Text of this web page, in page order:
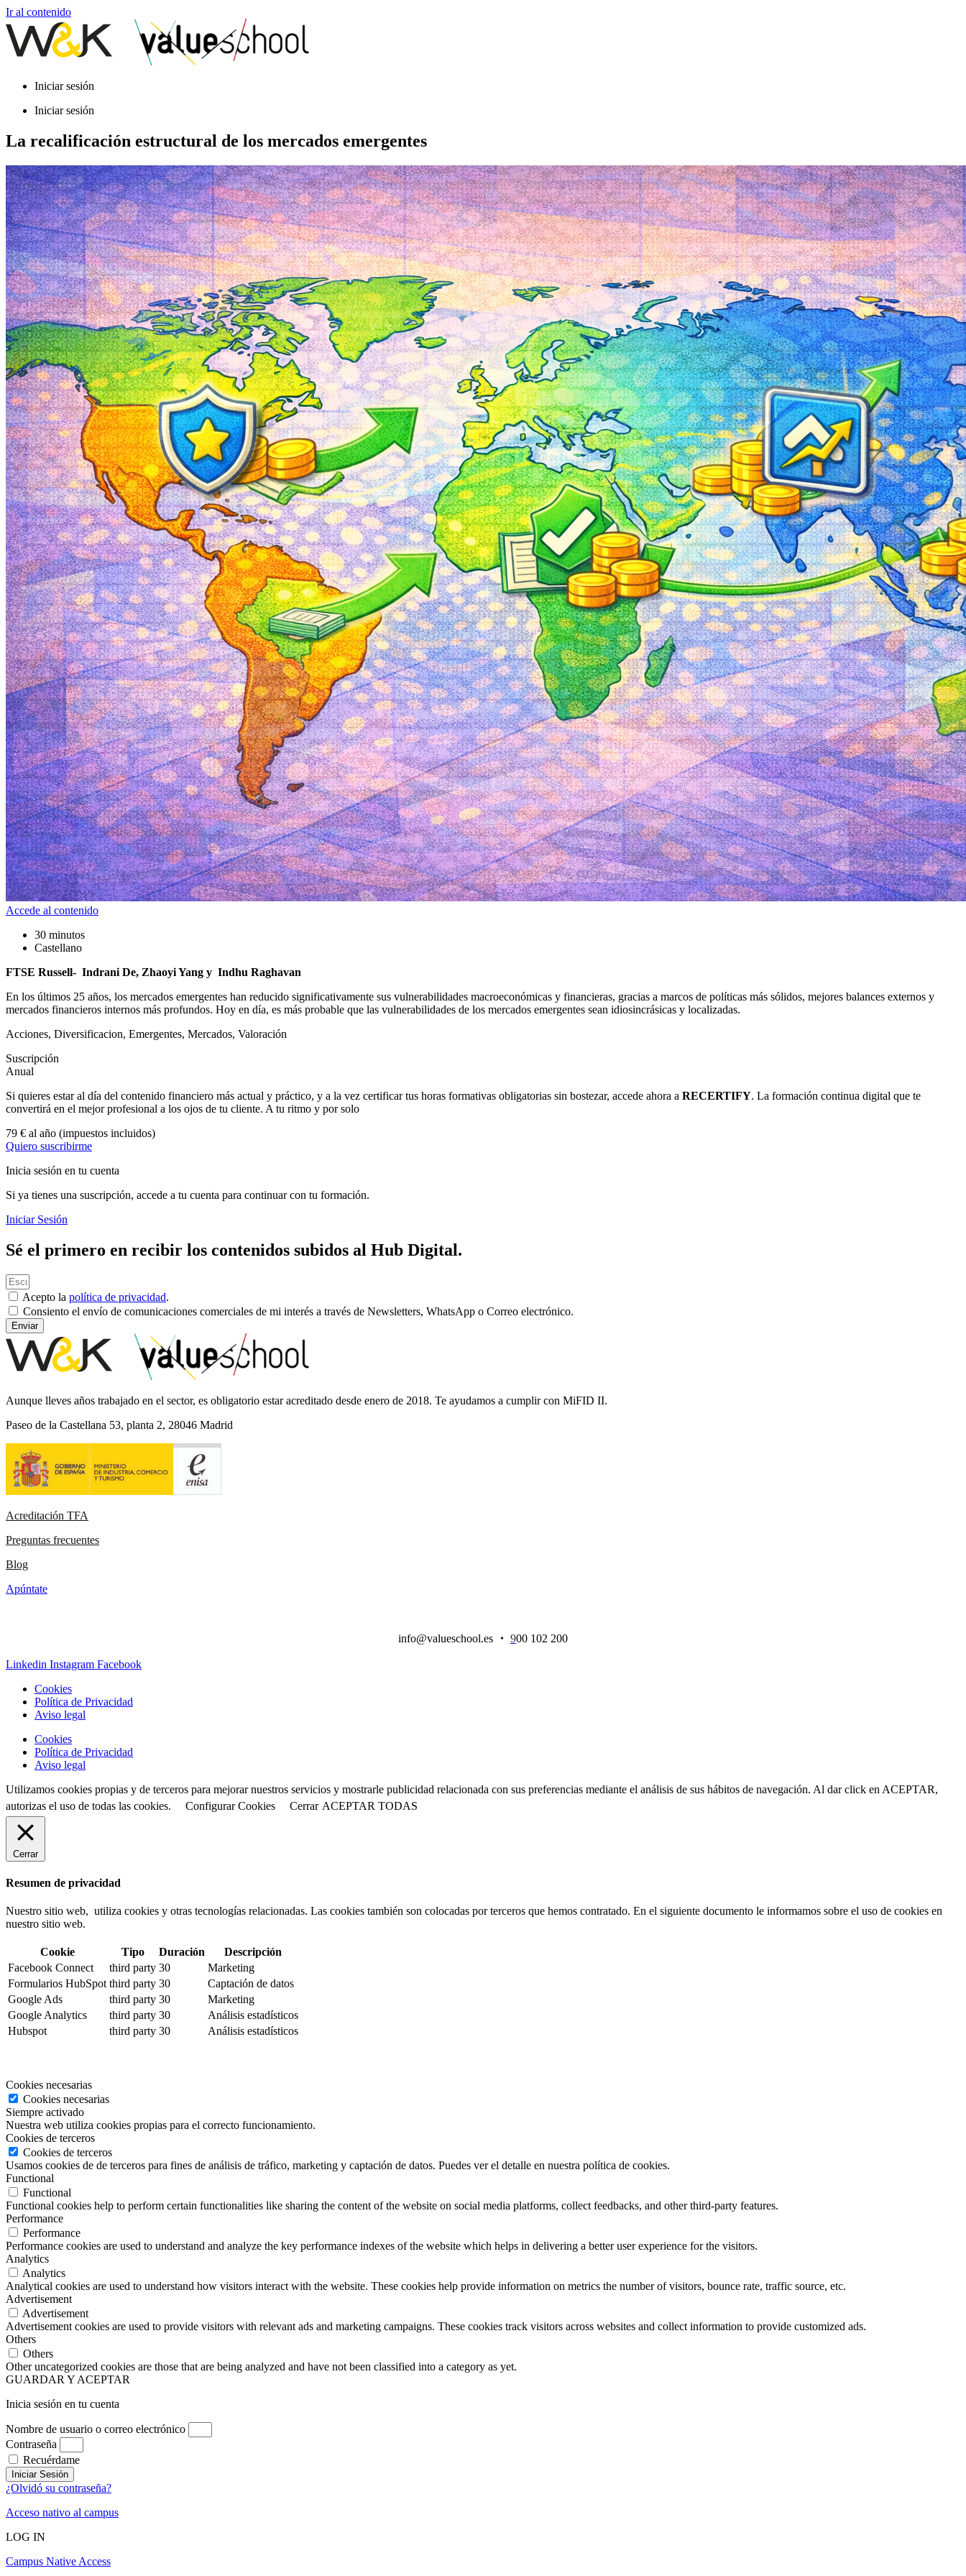
Ir al contenido
Iniciar sesión
Iniciar sesión
La recalificación estructural de los mercados emergentes
Accede al contenido
30 minutos
Castellano
FTSE Russell- Indrani De, Zhaoyi Yang y Indhu Raghavan
En los últimos 25 años, los mercados emergentes han reducido significativamente sus vulnerabilidades macroeconómicas y financieras, gracias a marcos de políticas más sólidos, mejores balances externos y
mercados financieros internos más profundos. Hoy en día, es más probable que las vulnerabilidades de los mercados emergentes sean idiosincrásicas y localizadas.
Acciones, Diversificacion, Emergentes, Mercados, Valoración
Suscripción
Anual
Si quieres estar al día del contenido financiero más actual y práctico, y a la vez certificar tus horas formativas obligatorias sin bostezar, accede ahora a RECERTIFY. La formación continua digital que te
convertirá en el mejor profesional a los ojos de tu cliente. A tu ritmo y por solo
79 € al año (impuestos incluidos)
Quiero suscribirme
Inicia sesión en tu cuenta
Si ya tienes una suscripción, accede a tu cuenta para continuar con tu formación.
Iniciar Sesión
Sé el primero en recibir los contenidos subidos al Hub Digital.
Acepto la política de privacidad.
Consiento el envío de comunicaciones comerciales de mi interés a través de Newsletters, WhatsApp o Correo electrónico.
Enviar
Aunque lleves años trabajado en el sector, es obligatorio estar acreditado desde enero de 2018. Te ayudamos a cumplir con MiFID II.
Paseo de la Castellana 53, planta 2, 28046 Madrid
Acreditación TFA
Preguntas frecuentes
Blog
Apúntate
info@valueschool.es ・ 900 102 200
Linkedin Instagram Facebook
Cookies
Política de Privacidad
Aviso legal
Cookies
Política de Privacidad
Aviso legal
Utilizamos cookies propias y de terceros para mejorar nuestros servicios y mostrarle publicidad relacionada con sus preferencias mediante el análisis de sus hábitos de navegación. Al dar click en ACEPTAR,
autorizas el uso de todas las cookies.
Configurar Cookies Cerrar ACEPTAR TODAS
Cerrar
Resumen de privacidad
Nuestro sitio web, utiliza cookies y otras tecnologías relacionadas. Las cookies también son colocadas por terceros que hemos contratado. En el siguiente documento le informamos sobre el uso de cookies en
nuestro sitio web.
Cookie Tipo Duración
Descripción
Facebook Connect
third party 30
Marketing
Formularios HubSpot third party 30
Captación de datos
Google Ads
third party 30
Marketing
Google Analytics
third party 30
Análisis estadísticos
Hubspot
third party 30 Análisis estadísticos
Cookies necesarias
Cookies necesarias
Siempre activado
Nuestra web utiliza cookies propias para el correcto funcionamiento.
Cookies de terceros
Cookies de terceros
Usamos cookies de de terceros para fines de análisis de tráfico, marketing y captación de datos. Puedes ver el detalle en nuestra política de cookies.
Functional
Functional
Functional cookies help to perform certain functionalities like sharing the content of the website on social media platforms, collect feedbacks, and other third-party features.
Performance
Performance
Performance cookies are used to understand and analyze the key performance indexes of the website which helps in delivering a better user experience for the visitors.
Analytics
Analytics
Analytical cookies are used to understand how visitors interact with the website. These cookies help provide information on metrics the number of visitors, bounce rate, traffic source, etc.
Advertisement
Advertisement
Advertisement cookies are used to provide visitors with relevant ads and marketing campaigns. These cookies track visitors across websites and collect information to provide customized ads.
Others
Others
Other uncategorized cookies are those that are being analyzed and have not been classified into a category as yet.
GUARDAR Y ACEPTAR
Inicia sesión en tu cuenta
Nombre de usuario o correo electrónico
Contraseña
Recuérdame
Iniciar Sesión
¿Olvidó su contraseña?
Acceso nativo al campus
LOG IN
Campus Native Access